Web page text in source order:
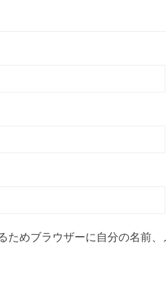
ためブラウザーに自分の名前